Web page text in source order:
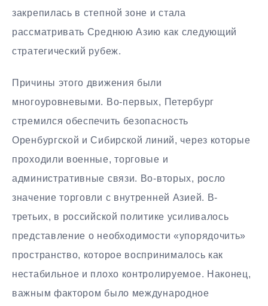
закрепилась в степной зоне и стала
рассматривать Среднюю Азию как следующий
стратегический рубеж.
Причины этого движения были
многоуровневыми. Во-первых, Петербург
стремился обеспечить безопасность
Оренбургской и Сибирской линий, через которые
проходили военные, торговые и
административные связи. Во-вторых, росло
значение торговли с внутренней Азией. В-
третьих, в российской политике усиливалось
представление о необходимости «упорядочить»
пространство, которое воспринималось как
нестабильное и плохо контролируемое. Наконец,
важным фактором было международное